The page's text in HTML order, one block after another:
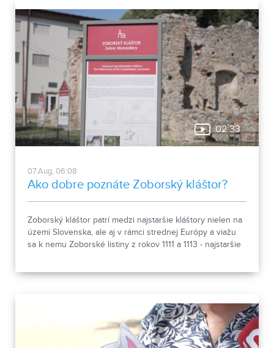
02:33
07.Aug, 06:08
Ako dobre poznáte Zoborský kláštor?
Zoborský kláštor patrí medzi najstaršie kláštory nielen na
území Slovenska, ale aj v rámci strednej Európy a viažu
sa k nemu Zoborské listiny z rokov 1111 a 1113 - najstaršie